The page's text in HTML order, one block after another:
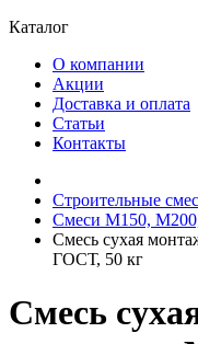
Каталог
О компании
Акции
Доставка и оплата
Статьи
Контакты
Строительные
Смеси М150,
Смесь сухая
ГОСТ, 50 кг
Смесь